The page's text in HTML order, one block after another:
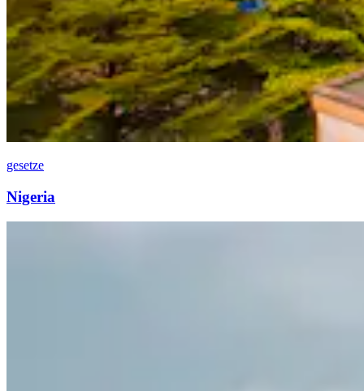
gesetze
Nigeria